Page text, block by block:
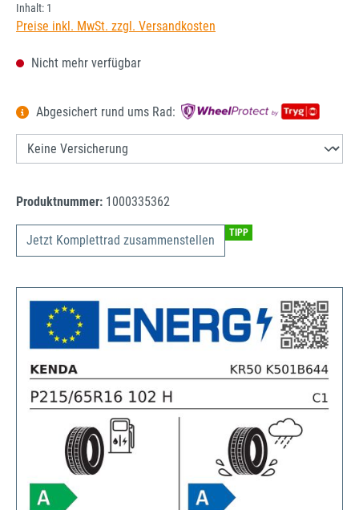
Inhalt: 1
Preise inkl. MwSt. zzgl. Versandkosten
Nicht mehr verfügbar
Abgesichert rund ums Rad:
Produktnummer: 1000335362
Jetzt Komplettrad zusammenstellen TIPP